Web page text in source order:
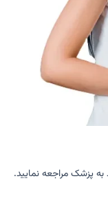
به پزشک مراجعه نمایید.